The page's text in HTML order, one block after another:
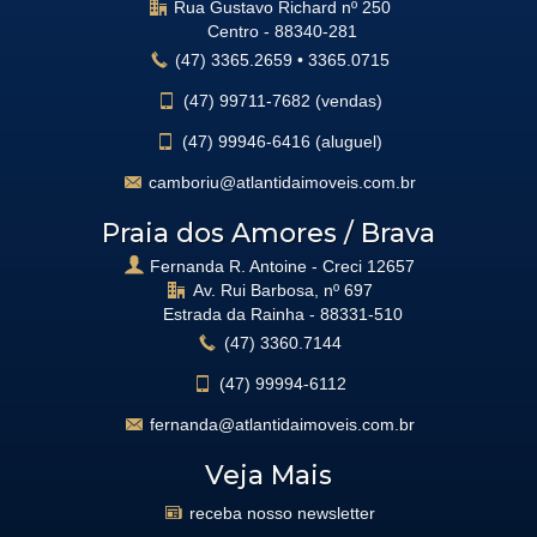
Rua Gustavo Richard nº 250
Centro - 88340-281
(47) 3365.2659 • 3365.0715
(47) 99711-7682 (vendas)
(47) 99946-6416 (aluguel)
camboriu@atlantidaimoveis.com.br
Praia dos Amores / Brava
Fernanda R. Antoine - Creci 12657
Av. Rui Barbosa, nº 697
Estrada da Rainha - 88331-510
(47) 3360.7144
(47) 99994-6112
fernanda@atlantidaimoveis.com.br
Veja Mais
receba nosso newsletter